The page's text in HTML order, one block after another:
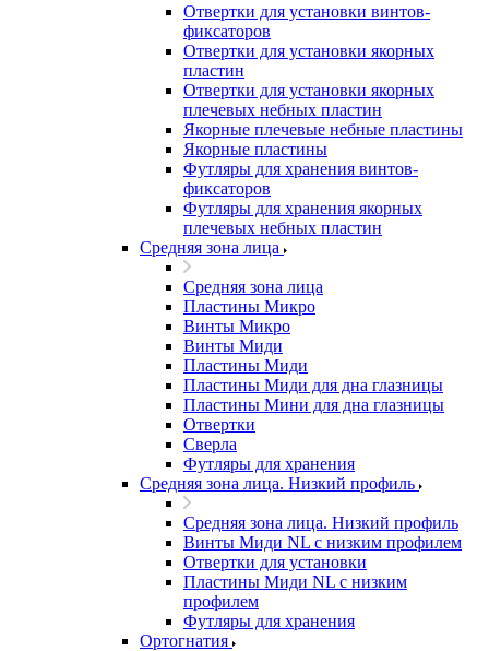
Отвертки для установки винтов-
фиксаторов
Отвертки для установки якорных
пластин
Отвертки для установки якорных
плечевых небных пластин
Якорные плечевые небные пластины
Якорные пластины
Футляры для хранения винтов-
фиксаторов
Футляры для хранения якорных
плечевых небных пластин
Средняя зона лица
Средняя зона лица
Пластины Микро
Винты Микро
Винты Миди
Пластины Миди
Пластины Миди для дна глазницы
Пластины Мини для дна глазницы
Отвертки
Сверла
Футляры для хранения
Средняя зона лица. Низкий профиль
Средняя зона лица. Низкий профиль
Винты Миди NL с низким профилем
Отвертки для установки
Пластины Миди NL с низким
профилем
Футляры для хранения
Ортогнатия